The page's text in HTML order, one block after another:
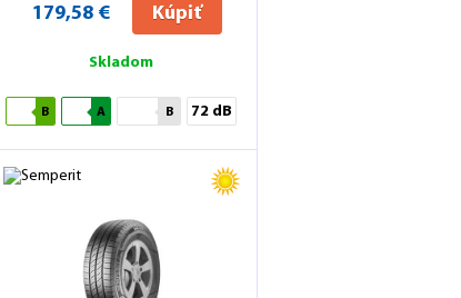
179,58 € Kúpiť
Skladom
B A B 72 dB